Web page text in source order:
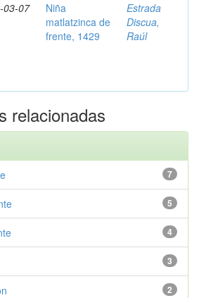
03-07
Niña
matlatzinca de
frente, 1429
Estrada
Discua,
Raúl
relacionadas
7
5
4
3
2